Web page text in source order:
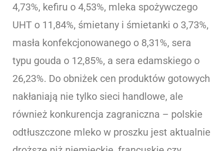
4,73%, kefiru o 4,53%, mleka spożywczego
UHT o 11,84%, śmietany i śmietanki o 3,73%,
masła konfekcjonowanego o 8,31%, sera
typu gouda o 12,85%, a sera edamskiego o
26,23%. Do obniżek cen produktów gotowych
nakłaniają nie tylko sieci handlowe, ale
również konkurencja zagraniczna – polskie
odtłuszczone mleko w proszku jest aktualnie